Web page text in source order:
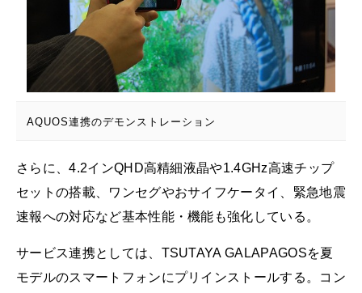
AQUOS連携のデモンストレーション
さらに、4.2インQHD高精細液晶や1.4GHz高速チップ
セットの搭載、ワンセグやおサイフケータイ、緊急地震
速報への対応など基本性能・機能も強化している。
サービス連携としては、TSUTAYA GALAPAGOSを夏
モデルのスマートフォンにプリインストールする。コン